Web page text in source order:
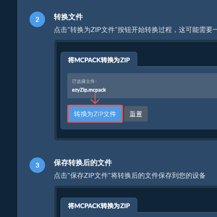
转换文件
点击"转换为ZIP文件"按钮开始转换过程，这可能需要
保存转换后的文件
点击"保存ZIP文件"将转换后的文件保存到您的设备